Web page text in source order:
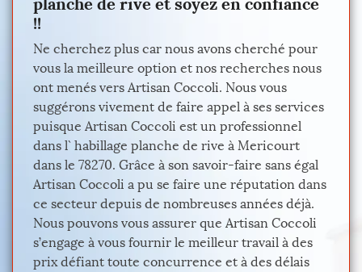
!!
Ne cherchez plus car nous avons cherché pour
vous la meilleure option et nos recherches nous
ont menés vers Artisan Coccoli. Nous vous
suggérons vivement de faire appel à ses services
puisque Artisan Coccoli est un professionnel
dans l` habillage planche de rive à Mericourt
dans le 78270. Grâce à son savoir-faire sans égal
Artisan Coccoli a pu se faire une réputation dans
ce secteur depuis de nombreuses années déjà.
Nous pouvons vous assurer que Artisan Coccoli
s’engage à vous fournir le meilleur travail à des
prix défiant toute concurrence et à des délais